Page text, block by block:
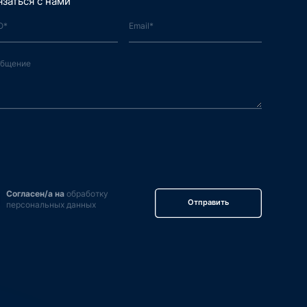
Согласен/а наобработку
персональных данных
Отправить